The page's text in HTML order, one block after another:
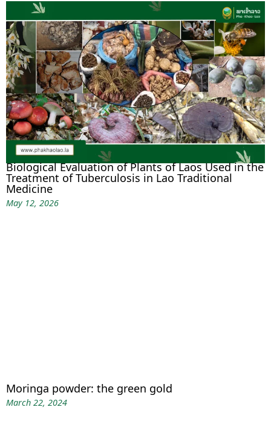
Biological Evaluation of Plants of Laos Used in the
Treatment of Tuberculosis in Lao Traditional
Medicine
May 12, 2026
Moringa powder: the green gold
March 22, 2024